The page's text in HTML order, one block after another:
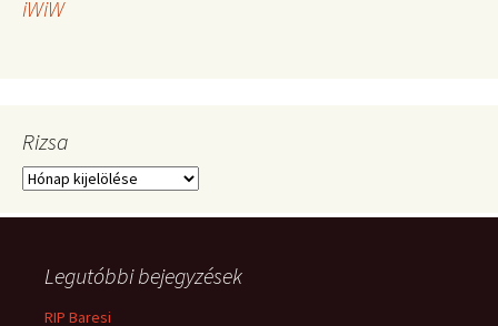
iWiW
Rizsa
Rizsa
Legutóbbi bejegyzések
RIP Baresi